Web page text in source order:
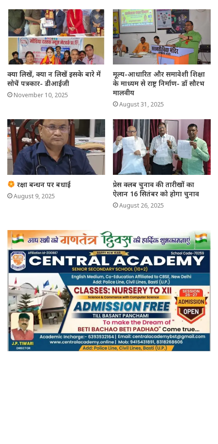
क्या लिखें, क्या न लिखें इसके बारे में
सोचें पत्रकार- डीआईजी
November 10, 2025
मूल्य-आधारित और समावेशी शिक्षा
के माध्यम से राष्ट्र निर्माण- डॉ सौरभ
मालवीय
August 31, 2025
रक्षा बन्धन पर बधाई
August 9, 2025
प्रेस क्लब चुनाव की तारीखों का
ऐलान 16 सितंबर को होगा चुनाव
August 26, 2025